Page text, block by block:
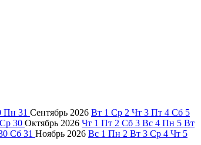
Пн 31 Сентябрь 2026 Вт 1 Ср 2 Чт 3 Пт 4 Сб 5
Ср 30 Октябрь 2026 Чт 1 Пт 2 Сб 3 Вс 4 Пн 5 Вт
Сб 31 Ноябрь 2026 Вс 1 Пн 2 Вт 3 Ср 4 Чт 5